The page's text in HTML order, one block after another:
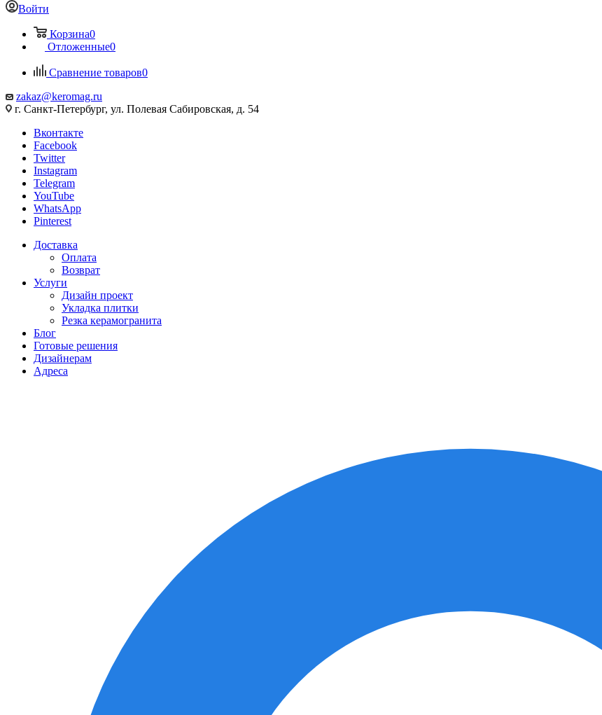
Войти
Корзина0
Отложенные0
Сравнение товаров0
zakaz@keromag.ru
г. Санкт-Петербург, ул. Полевая Сабировская, д. 54
Вконтакте
Facebook
Twitter
Instagram
Telegram
YouTube
WhatsApp
Pinterest
Доставка
Оплата
Возврат
Услуги
Дизайн проект
Укладка плитки
Резка керамогранита
Блог
Готовые решения
Дизайнерам
Адреса